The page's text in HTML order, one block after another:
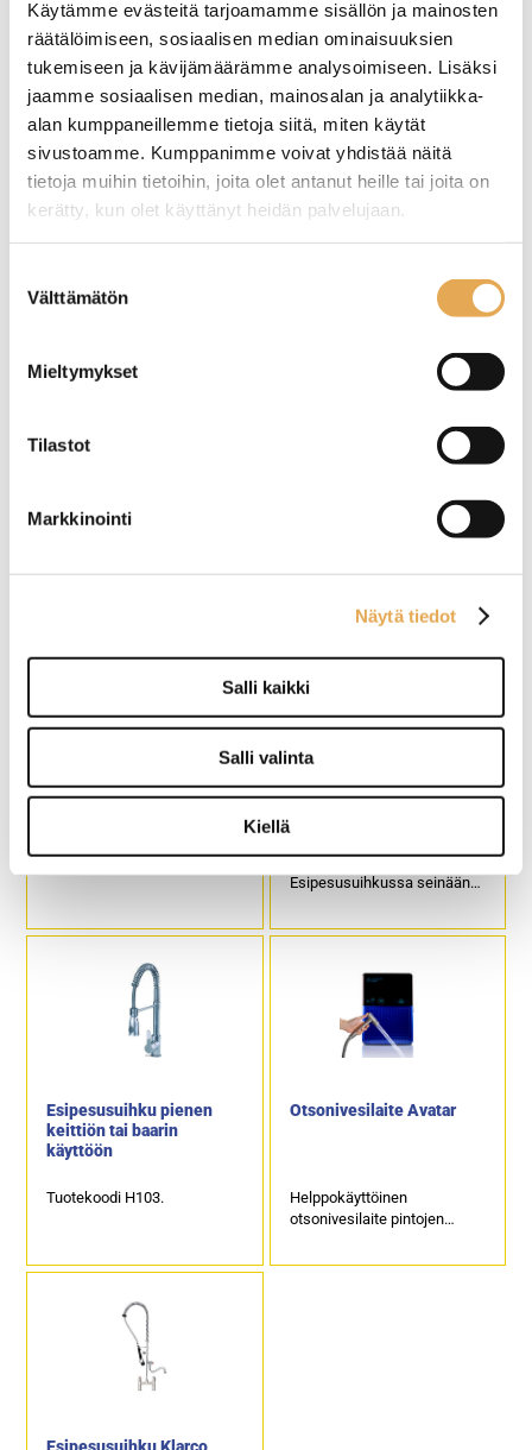
Käytämme evästeitä tarjoamamme sisällön ja mainosten
räätälöimiseen, sosiaalisen median ominaisuuksien
tukemiseen ja kävijämäärämme analysoimiseen. Lisäksi
jaamme sosiaalisen median, mainosalan ja analytiikka-
alan kumppaneillemme tietoja siitä, miten käytät
sivustoamme. Kumppanimme voivat yhdistää näitä
tietoja muihin tietoihin, joita olet antanut heille tai joita on
kerätty, kun olet käyttänyt heidän palvelujaan.
valinta
Välttämätön
Mieltymykset
Tilastot
Markkinointi
Näytä tiedot
Salli kaikki
Salli valinta
Kiellä
Näytä lisää tuotteita
Esipesusuihkut ja vesihanat tuoteryhmästä
Tämäkin laite sopivasti
esim. siivouskomero
Tuotekoodi H102.
seinäkiinnitteinen
2-otesekoittaja.
Esipesusuihkussa seinään
Esipesusuihku pienen
keittiön tai baarin
käyttöön
Tuotekoodi H103.
Otsonivesilaite Avatar
Helppokäyttöinen
otsonivesilaite pintojen
ammattikäytön astianpesuun